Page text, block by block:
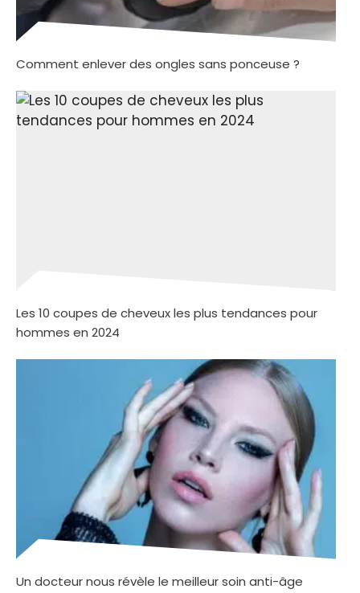
Comment enlever des ongles sans ponceuse ?
Les 10 coupes de cheveux les plus tendances pour
hommes en 2024
Un docteur nous révèle le meilleur soin anti-âge